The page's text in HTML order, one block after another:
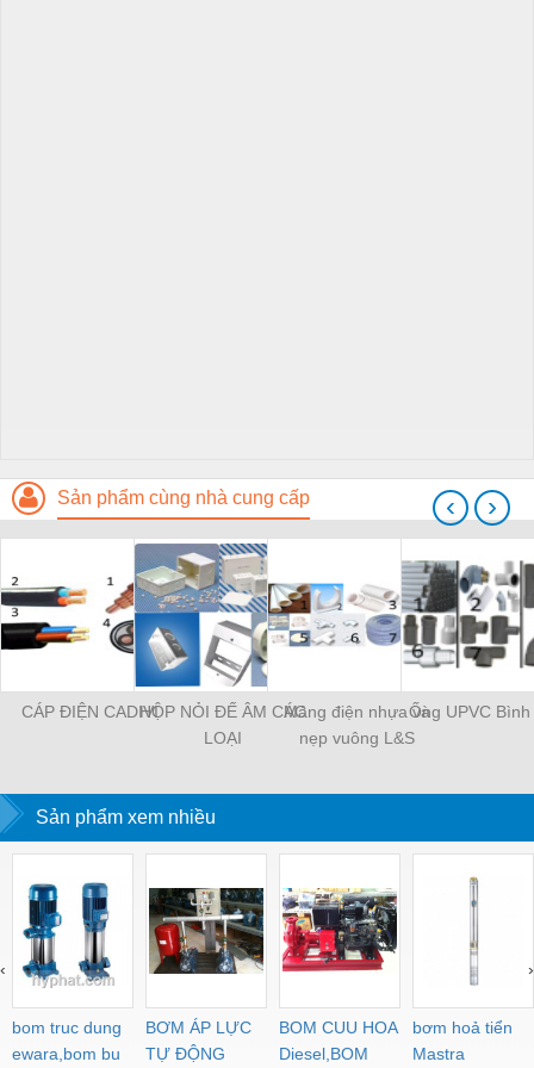
Sản phẩm cùng nhà cung cấp
CÁP ĐIỆN CADIVIHỘP NỎI ĐẾ ÂM CÁC
LOẠI
Máng điện nhựa và
nẹp vuông L&S
Ống UPVC
‹ ›
Sản phẩm xem nhiều
bom truc dung
ewara,bom bu
BƠM ÁP LỰC
TỰ ĐỘNG
BOM CUU HOA
Diesel,BOM
bơm hoả tiển
Mastra
‹ ›